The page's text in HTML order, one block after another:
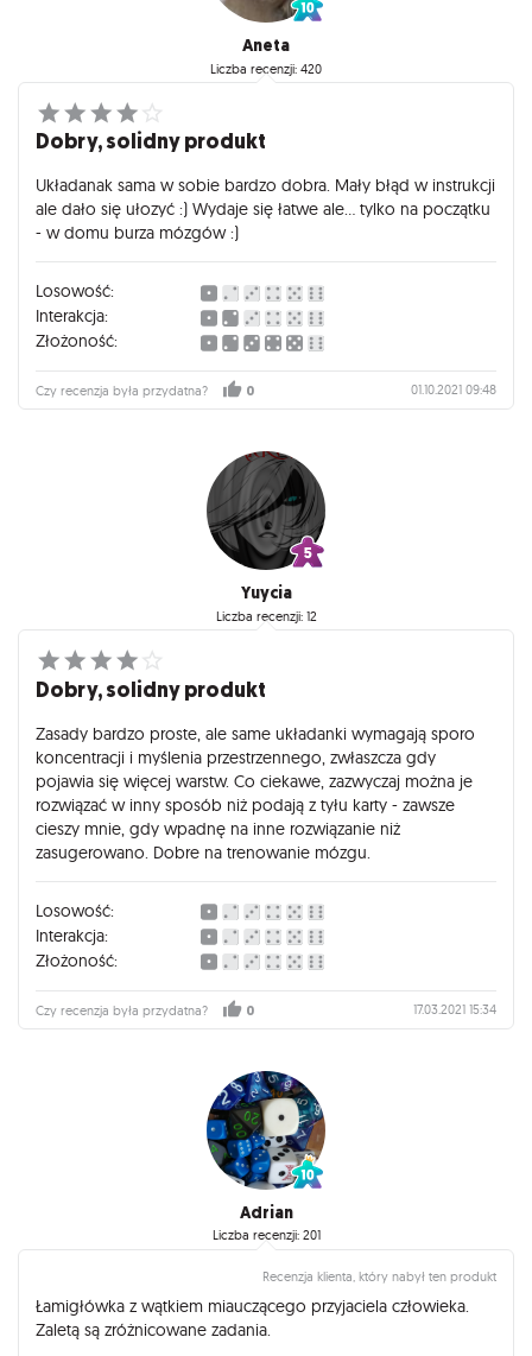
Aneta
Liczba recenzji: 420
Dobry, solidny produkt
Układanak sama w sobie bardzo dobra. Mały błąd w instrukcji
ale dało się ułozyć :) Wydaje się łatwe ale... tylko na początku
- w domu burza mózgów :)
Losowość:
Interakcja:
Złożoność:
Czy recenzja była przydatna? 0 01.10.2021 09:48
Yuycia
Liczba recenzji: 12
Dobry, solidny produkt
Zasady bardzo proste, ale same układanki wymagają sporo
koncentracji i myślenia przestrzennego, zwłaszcza gdy
pojawia się więcej warstw. Co ciekawe, zazwyczaj można je
rozwiązać w inny sposób niż podają z tyłu karty - zawsze
cieszy mnie, gdy wpadnę na inne rozwiązanie niż
zasugerowano. Dobre na trenowanie mózgu.
Losowość:
Interakcja:
Złożoność:
Czy recenzja była przydatna? 0 17.03.2021 15:34
Adrian
Liczba recenzji: 201
Recenzja klienta, który nabył ten produkt
Łamigłówka z wątkiem miauczącego przyjaciela człowieka.
Zaletą są zróżnicowane zadania.